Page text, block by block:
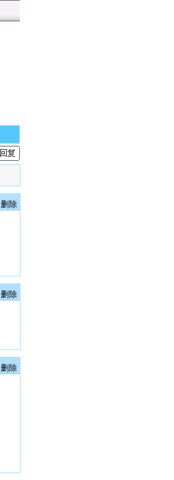
删除
删除
删除